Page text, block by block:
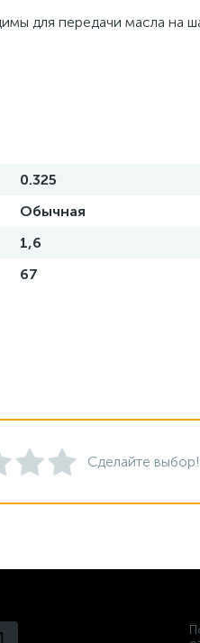
для передачи масла на
0.325
Обычная
1,6
67
Сделайте выбор!